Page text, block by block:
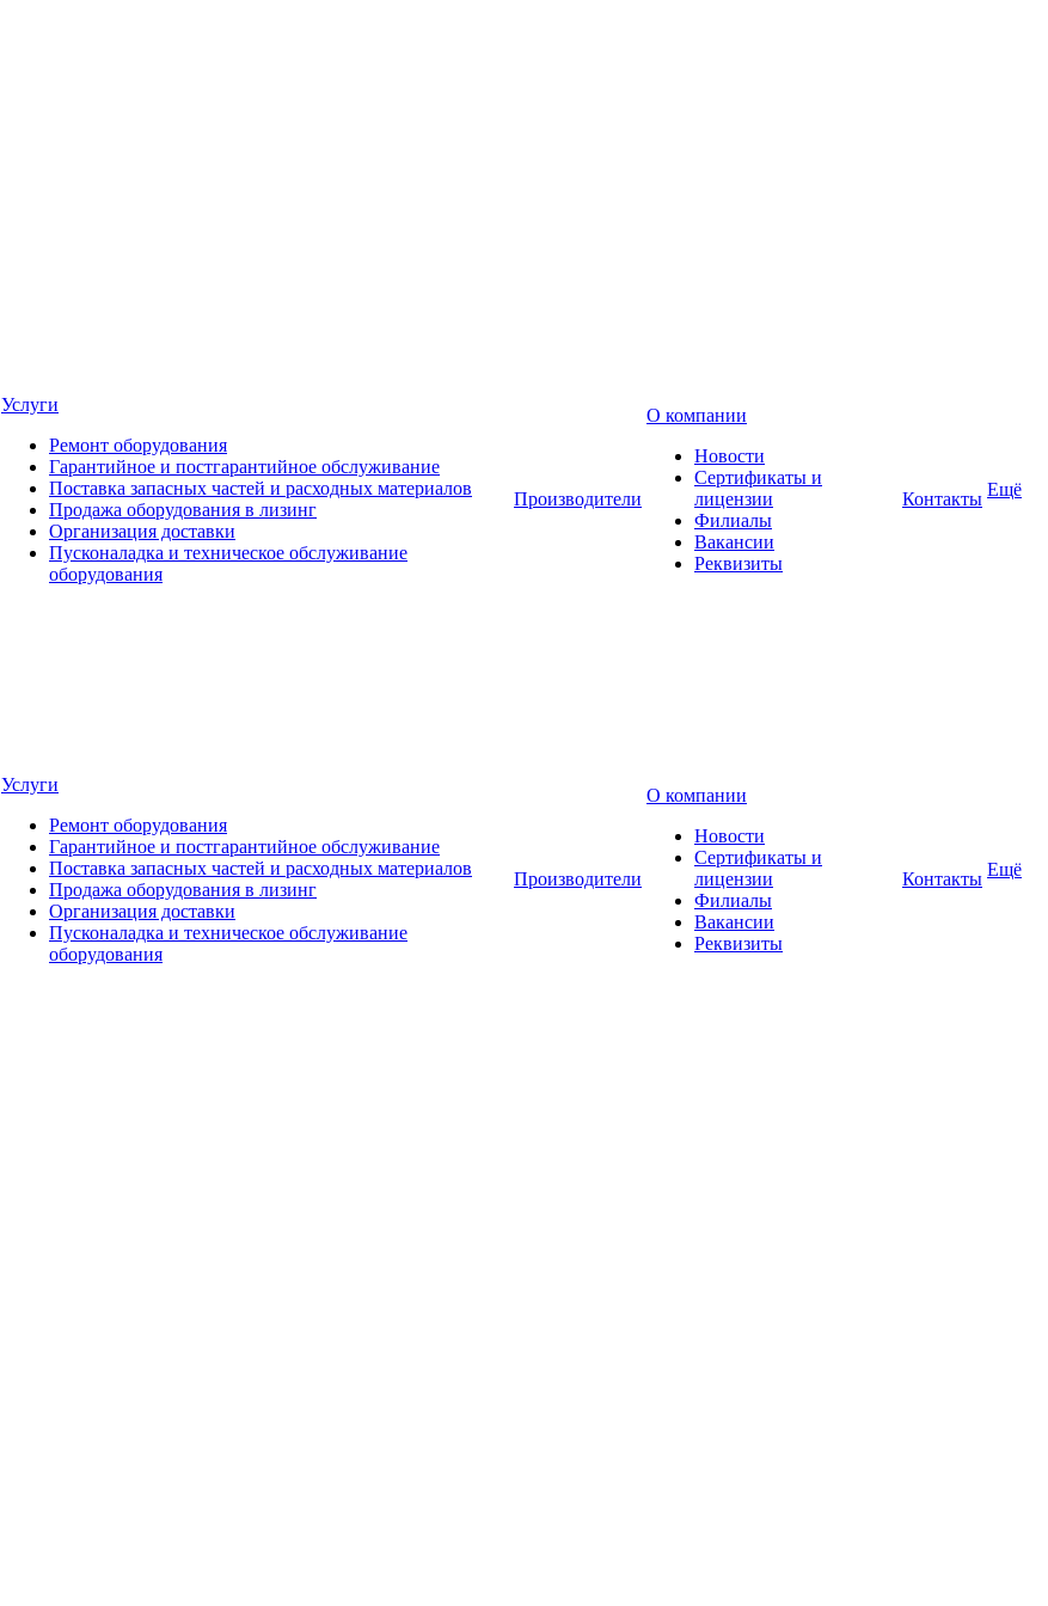
Услуги
Ремонт оборудования
Гарантийное и постгарантийное обслуживание
Поставка запасных частей и расходных материалов
Продажа оборудования в лизинг
Организация доставки
Пусконаладка и техническое обслуживание
оборудования
Производители
О компании
Новости
Сертификаты и
лицензии
Филиалы
Вакансии
Реквизиты
Контакты Ещё
Услуги
Ремонт оборудования
Гарантийное и постгарантийное обслуживание
Поставка запасных частей и расходных материалов
Продажа оборудования в лизинг
Организация доставки
Пусконаладка и техническое обслуживание
оборудования
Производители
О компании
Новости
Сертификаты и
лицензии
Филиалы
Вакансии
Реквизиты
Контакты Ещё